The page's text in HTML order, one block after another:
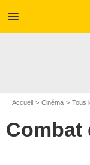
menu
Accueil Cinéma Tous
Combat